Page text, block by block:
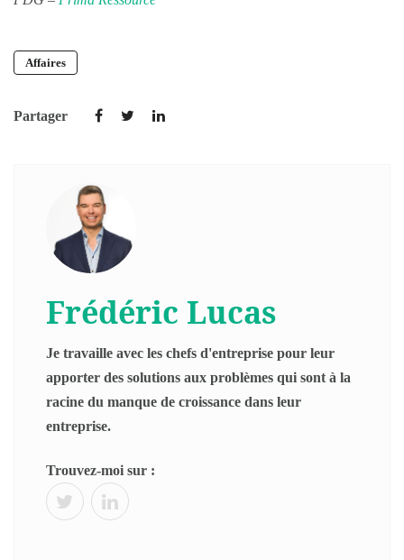
Affaires
Partager
Frédéric Lucas
Je travaille avec les chefs d'entreprise pour leur
apporter des solutions aux problèmes qui sont à la
racine du manque de croissance dans leur
entreprise.
Trouvez-moi sur :